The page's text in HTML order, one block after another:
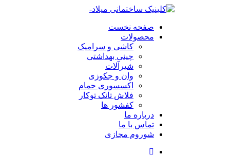
صفحه نخست
محصولات
کاشی و سرامیک
چینی بهداشتی
شیرآلات
وان و جکوزی
اکسسوری حمام
فلاش تانک توکار
کفشور ها
درباره ما
تماس با ما
شوروم مجازی